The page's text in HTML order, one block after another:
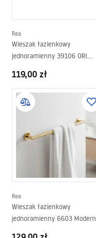
Rea
Wieszak łazienkowy
jednoramienny 39106 ORI
119,00 zł
Rea
Wieszak łazienkowy
jednoramienny 6603 Modern